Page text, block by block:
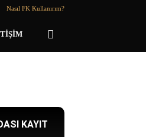
Nasıl FK Kullanırım?
KAYIT